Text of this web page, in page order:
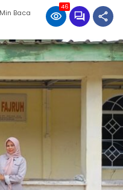
Baca
46